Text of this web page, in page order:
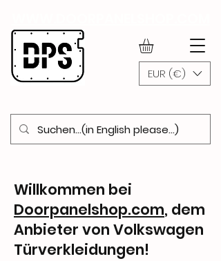
EUR (€)
Willkommen bei
Doorpanelshop.com, dem
Anbieter von Volkswagen
Türverkleidungen!